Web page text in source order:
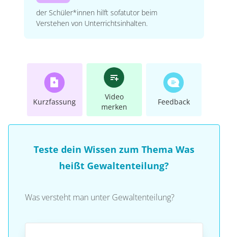
der Schüler*innen hilft sofatutor beim
Verstehen von Unterrichtsinhalten.
Kurzfassung
Video
merken
Feedback
Teste dein Wissen zum Thema Was
heißt Gewaltenteilung?
Was versteht man unter Gewaltenteilung?